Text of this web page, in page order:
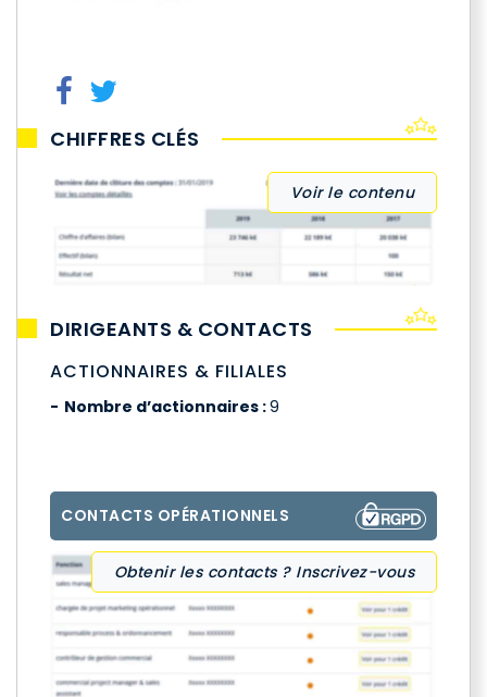
CHIFFRES CLÉS
Voir le contenu
DIRIGEANTS & CONTACTS
ACTIONNAIRES & FILIALES
Nombre d’actionnaires :9
CONTACTS OPÉRATIONNELS
Obtenir les contacts ? Inscrivez-vous